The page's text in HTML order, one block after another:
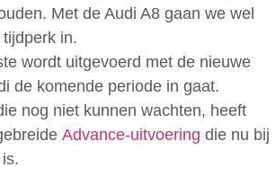
Met de Audi A8 gaan we wel
in.
wordt uitgevoerd met de nieuwe
de komende periode in gaat.
nog niet kunnen wachten, heeft
Advance-uitvoering die nu bij